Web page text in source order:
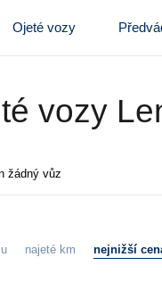
Ojeté vozy
vozy
žádný vůz
najeté km nejnižší